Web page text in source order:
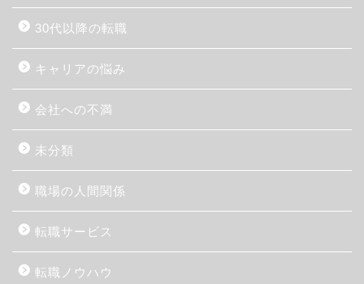
30代以降の転職
キャリアの悩み
会社への不満
未分類
職場の人間関係
転職サービス
転職ノウハウ